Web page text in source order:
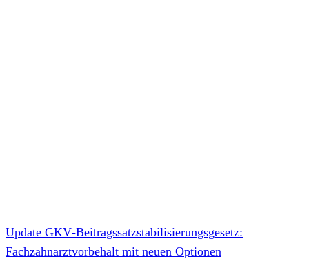
Update GKV‑Beitragssatzstabilisierungsgesetz:
Fachzahnarztvorbehalt mit neuen Optionen